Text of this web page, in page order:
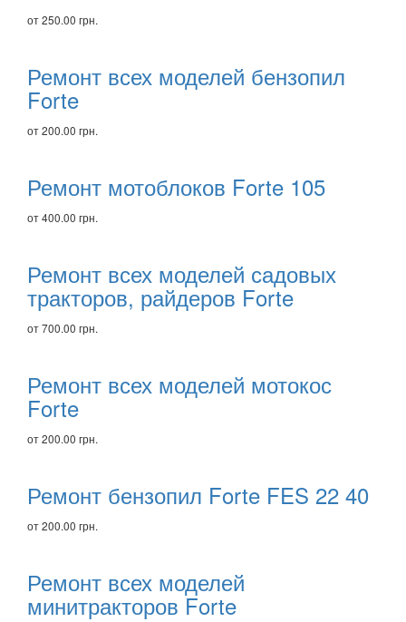
от 250.00 грн.
Ремонт всех моделей бензопил
Forte
от 200.00 грн.
Ремонт мотоблоков Forte 105
от 400.00 грн.
Ремонт всех моделей садовых
тракторов, райдеров Forte
от 700.00 грн.
Ремонт всех моделей мотокос
Forte
от 200.00 грн.
Ремонт бензопил Forte FES 22 40
от 200.00 грн.
Ремонт всех моделей
минитракторов Forte